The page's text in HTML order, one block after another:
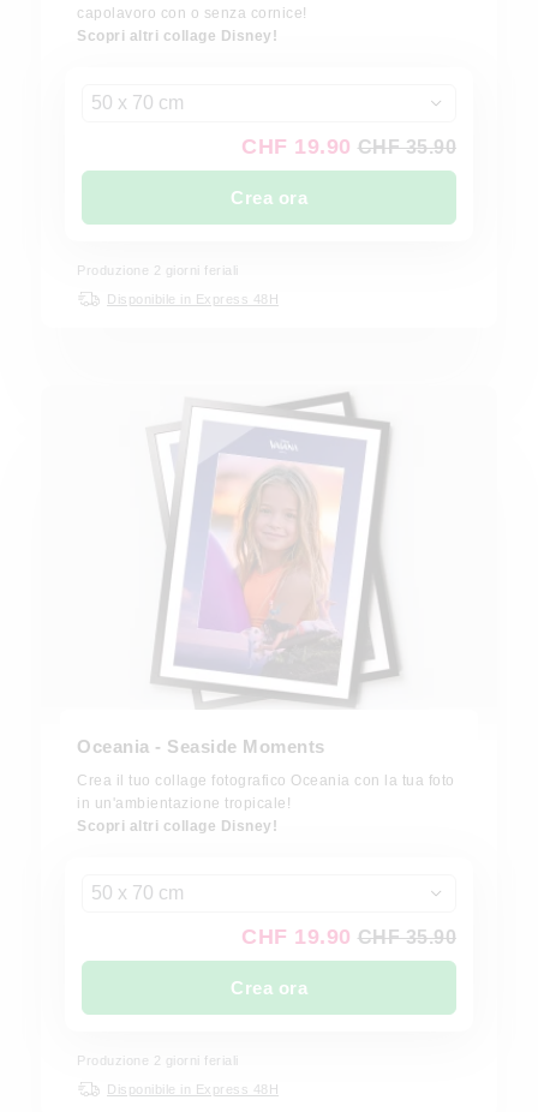
capolavoro con o senza cornice!
Scopri altri collage Disney!
50 x 70 cm
CHF 19.90 CHF 35.90
Crea ora
Produzione 2 giorni feriali
Disponibile in Express 48H
Oceania - Seaside Moments
Crea il tuo collage fotografico Oceania con la tua foto
in un'ambientazione tropicale!
Scopri altri collage Disney!
50 x 70 cm
CHF 19.90 CHF 35.90
Crea ora
Produzione 2 giorni feriali
Disponibile in Express 48H